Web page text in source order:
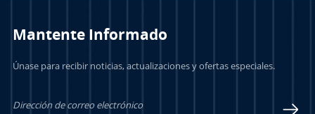
Mantente Informado
Únase para recibir noticias, actualizaciones y ofertas especiales.